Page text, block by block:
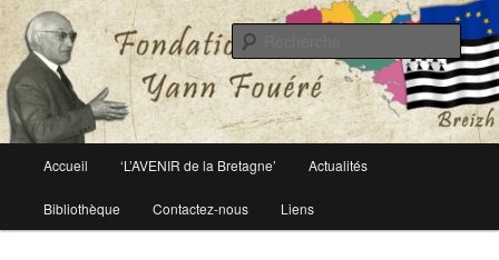
Fondation Yann Fouéré
Le site officiel de la fondation Yann Fouéré
principal
Aller
au
Accueil ‘L’AVENIR de la Bretagne’ Actualités
Bibliothèque Contactez-nous Liens